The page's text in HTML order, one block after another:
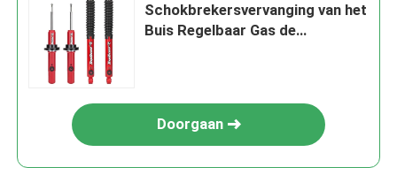
Schokbrekersvervanging van het
Buis Regelbaar Gas de
Doorgaan